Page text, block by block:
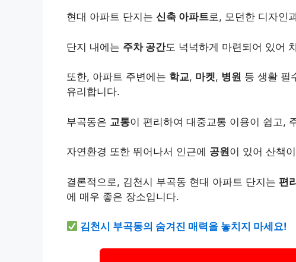
현대 아파트 단지는 신축 아파트로, 모던한 디자인
단지 내에는 주차 공간도 넉넉하게 마련되어 있어
또한, 아파트 주변에는 학교, 마켓, 병원 등 생활 필
유리합니다.
부곡동은 교통이 편리하여 대중교통 이용이 쉽고,
자연환경 또한 뛰어나서 인근에 공원이 있어 산책
결론적으로, 김천시 부곡동 현대 아파트 단지는 편
에 매우 좋은 장소입니다.
김천시 부곡동의 숨겨진 매력을 놓치지 마세요!